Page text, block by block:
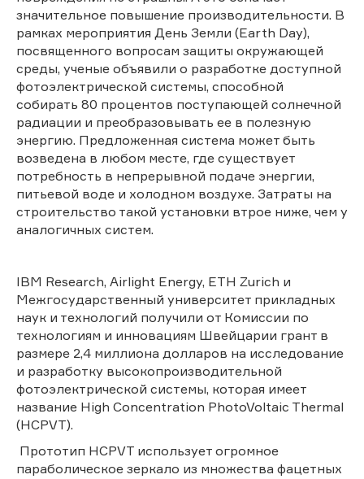
значительное повышение производительности. В
рамках мероприятия День Земли (Earth Day),
посвященного вопросам защиты окружающей
среды, ученые объявили о разработке доступной
фотоэлектрической системы, способной
собирать 80 процентов поступающей солнечной
радиации и преобразовывать ее в полезную
энергию. Предложенная система может быть
возведена в любом месте, где существует
потребность в непрерывной подаче энергии,
питьевой воде и холодном воздухе. Затраты на
строительство такой установки втрое ниже, чем у
аналогичных систем.
IBM Research, Airlight Energy, ETH Zurich и
Межгосударственный университет прикладных
наук и технологий получили от Комиссии по
технологиям и инновациям Швейцарии грант в
размере 2,4 миллиона долларов на исследование
и разработку высокопроизводительной
фотоэлектрической системы, которая имеет
название High Concentration PhotoVoltaic Thermal
(HCPVT).
Прототип HCPVT использует огромное
параболическое зеркало из множества фацетных